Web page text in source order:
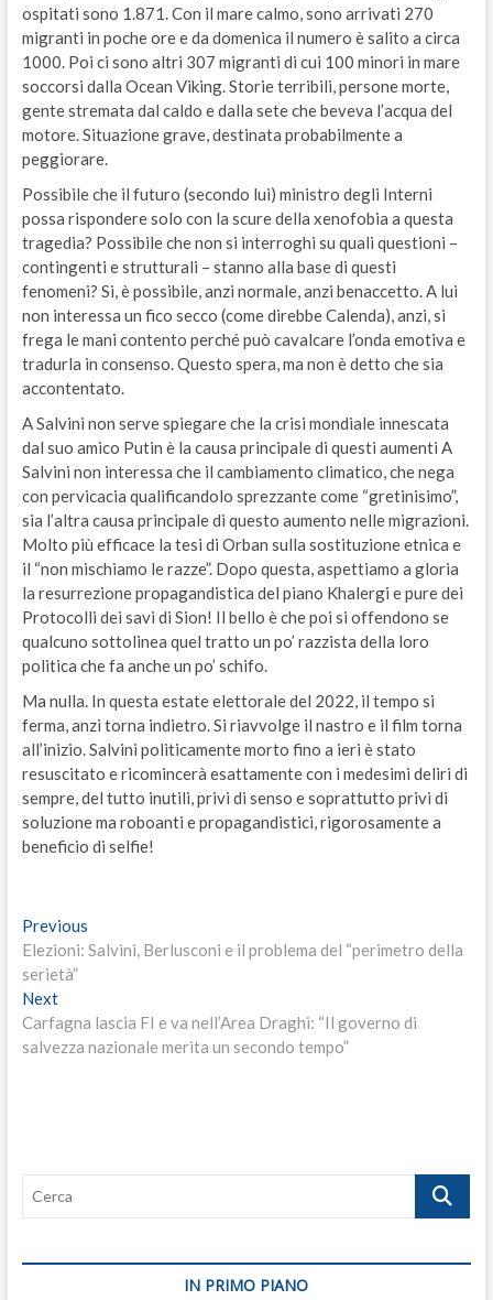
ospitati sono 1.871. Con il mare calmo, sono arrivati 270
migranti in poche ore e da domenica il numero è salito a circa
1000. Poi ci sono altri 307 migranti di cui 100 minori in mare
soccorsi dalla Ocean Viking. Storie terribili, persone morte,
gente stremata dal caldo e dalla sete che beveva l’acqua del
motore. Situazione grave, destinata probabilmente a
peggiorare.
Possibile che il futuro (secondo lui) ministro degli Interni
possa rispondere solo con la scure della xenofobia a questa
tragedia? Possibile che non si interroghi su quali questioni –
contingenti e strutturali – stanno alla base di questi
fenomeni? Si, è possibile, anzi normale, anzi benaccetto. A lui
non interessa un fico secco (come direbbe Calenda), anzi, si
frega le mani contento perché può cavalcare l’onda emotiva e
tradurla in consenso. Questo spera, ma non è detto che sia
accontentato.
A Salvini non serve spiegare che la crisi mondiale innescata
dal suo amico Putin è la causa principale di questi aumenti A
Salvini non interessa che il cambiamento climatico, che nega
con pervicacia qualificandolo sprezzante come “gretinisimo”,
sia l’altra causa principale di questo aumento nelle migrazioni.
Molto più efficace la tesi di Orban sulla sostituzione etnica e
il “non mischiamo le razze”. Dopo questa, aspettiamo a gloria
la resurrezione propagandistica del piano Khalergi e pure dei
Protocolli dei savi di Sion! Il bello è che poi si offendono se
qualcuno sottolinea quel tratto un po’ razzista della loro
politica che fa anche un po’ schifo.
Ma nulla. In questa estate elettorale del 2022, il tempo si
ferma, anzi torna indietro. Si riavvolge il nastro e il film torna
all’inizio. Salvini politicamente morto fino a ieri è stato
resuscitato e ricomincerà esattamente con i medesimi deliri di
sempre, del tutto inutili, privi di senso e soprattutto privi di
soluzione ma roboanti e propagandistici, rigorosamente a
beneficio di selfie!
Navigazione
articoli
PreviousPrevious
post:
Elezioni: Salvini, Berlusconi e il problema del “perimetro della
serietà”
NextNext
post:
Carfagna lascia FI e va nell’Area Draghi: “Il governo di
salvezza nazionale merita un secondo tempo”
Cerca
IN PRIMO PIANO